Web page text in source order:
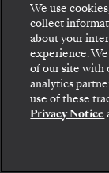
Taille de la
Suite
degrés
Taille de la
Grande
ALL-INCLUSIVE
Montez à
les tarifs et
confirmer
sécurité.
We use
collect
about your
experience.
of our site with
analytics
use of these
Privacy Notice